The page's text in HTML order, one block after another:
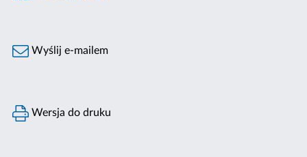
Wyślij e-mailem
Wersja do druku